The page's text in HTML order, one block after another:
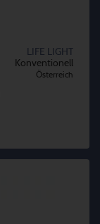
LIFE LIGHT
Konventionell
Österreich